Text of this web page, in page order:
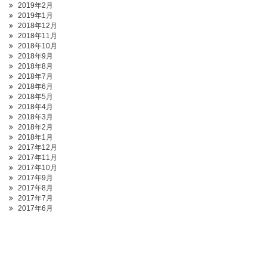
2019年2月
2019年1月
2018年12月
2018年11月
2018年10月
2018年9月
2018年8月
2018年7月
2018年6月
2018年5月
2018年4月
2018年3月
2018年2月
2018年1月
2017年12月
2017年11月
2017年10月
2017年9月
2017年8月
2017年7月
2017年6月